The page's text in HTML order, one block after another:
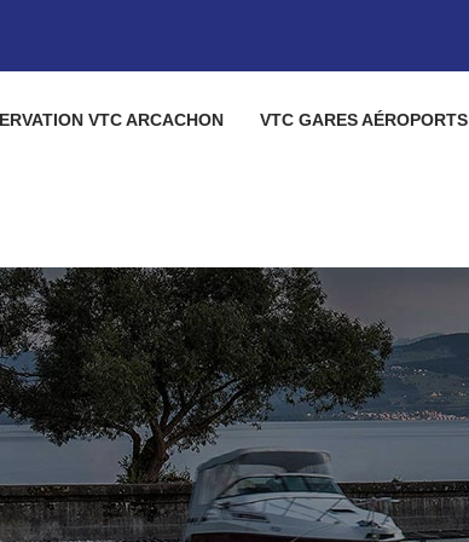
VTC ARCACHON VTC GARES AÉROPORTS